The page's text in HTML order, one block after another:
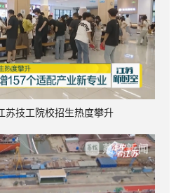
苏技工院校招生热度攀升